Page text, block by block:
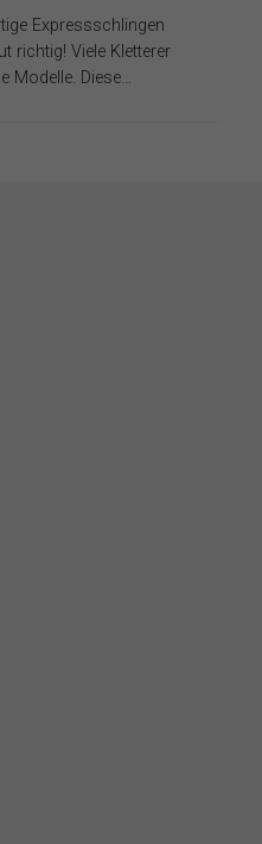
Expressschlingen
richtig! Viele Kletterer
Modelle. Diese…